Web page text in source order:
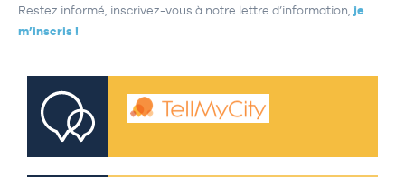
Restez informé, inscrivez-vous à notre lettre d’information, je
m’inscris !